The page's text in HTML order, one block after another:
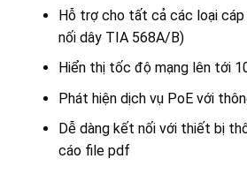
Hỗ trợ cho tất cả các loại
nối dây TIA 568A/B)
Hiển thị tốc độ mạng lên tới
Phát hiện dịch vụ PoE với
Dễ dàng kết nối với thiết bị
cáo file pdf